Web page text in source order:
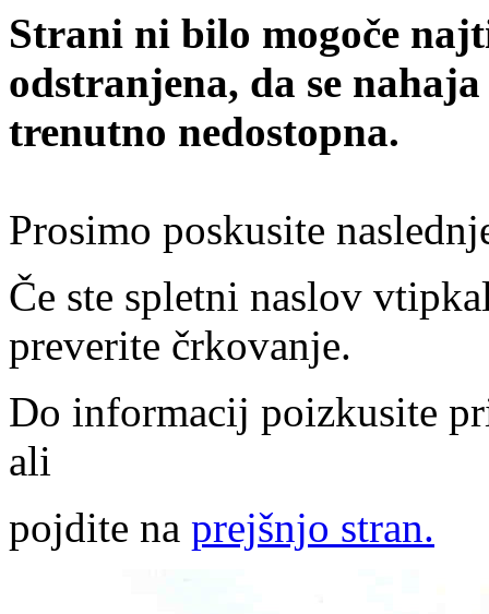
Strani ni bilo mogoče
odstranjena, da se
trenutno nedostopna.
Prosimo poskusite
Če ste spletni naslov
preverite črkovanje.
Do informacij poizkusite
ali
pojdite na prejšnjo stran.